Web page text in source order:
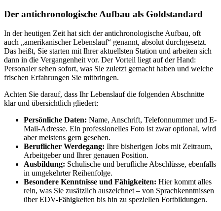
Der antichronologische Aufbau als Goldstandard
In der heutigen Zeit hat sich der antichronologische Aufbau, oft
auch „amerikanischer Lebenslauf“ genannt, absolut durchgesetzt.
Das heißt, Sie starten mit Ihrer aktuellsten Station und arbeiten sich
dann in die Vergangenheit vor. Der Vorteil liegt auf der Hand:
Personaler sehen sofort, was Sie zuletzt gemacht haben und welche
frischen Erfahrungen Sie mitbringen.
Achten Sie darauf, dass Ihr Lebenslauf die folgenden Abschnitte
klar und übersichtlich gliedert:
Persönliche Daten: Name, Anschrift, Telefonnummer und E-
Mail-Adresse. Ein professionelles Foto ist zwar optional, wird
aber meistens gern gesehen.
Beruflicher Werdegang: Ihre bisherigen Jobs mit Zeitraum,
Arbeitgeber und Ihrer genauen Position.
Ausbildung: Schulische und berufliche Abschlüsse, ebenfalls
in umgekehrter Reihenfolge.
Besondere Kenntnisse und Fähigkeiten: Hier kommt alles
rein, was Sie zusätzlich auszeichnet – von Sprachkenntnissen
über EDV-Fähigkeiten bis hin zu speziellen Fortbildungen.